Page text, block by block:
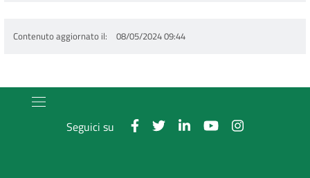
Contenuto aggiornato il 08/05/2024 09:44
Seguici su